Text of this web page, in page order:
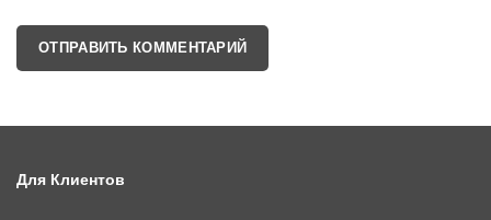
Для Клиентов